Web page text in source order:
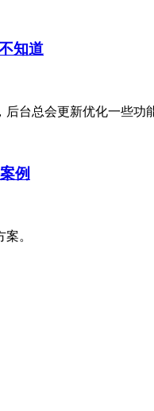
知道
台总会更新优化一些
例
。